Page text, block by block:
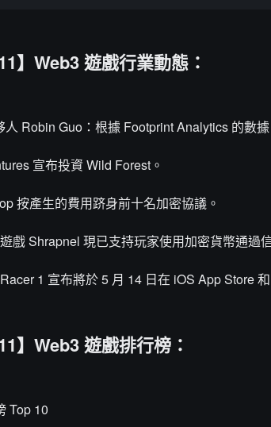
】Web3 遊戲行業動態：
人 Robin Guo：根據 Footprint Analytics 的數
宣布投資 Wild Forest。
按產生的費用跻身前十名加密協議。
戲 Shrapnel 現已支持玩家使用加密貨幣通過
1 宣布將於 5 月 14 日在 iOS App Store
】Web3 遊戲排行榜：
Top 10